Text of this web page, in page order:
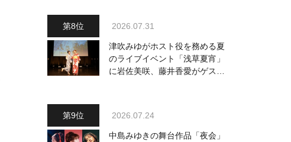
2026.07.31
津吹みゆがホスト役を務める夏
のライブイベント「浅草夏宵」
に岩佐美咲、藤井香愛がゲスト
2026.07.24
中島みゆきの舞台作品「夜会」